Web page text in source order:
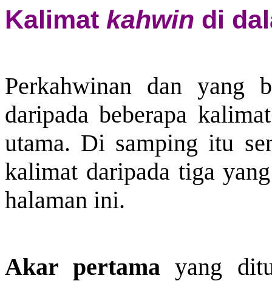
Kalimat kahwin di
Perkahwinan dan yang
daripada beberapa
utama. Di samping itu
kalimat daripada tiga
halaman ini.
Akar pertama yang